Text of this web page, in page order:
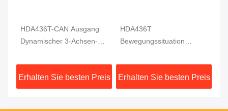
HDA436T-CAN Ausgang
Dynamischer 3-Achsen-
Bewegungssensor MEMS
Winkelsensor
Erhalten Sie besten Preis
HDA436T
Bewegungssituation
Neigungsmesser
Winkelmessung 3 Achse
Hohe Präzision
Erhalten Sie besten Preis